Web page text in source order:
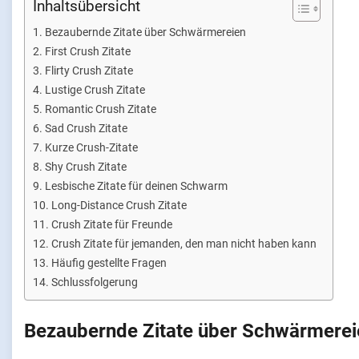
Inhaltsübersicht
Bezaubernde Zitate über Schwärmereien
First Crush Zitate
Flirty Crush Zitate
Lustige Crush Zitate
Romantic Crush Zitate
Sad Crush Zitate
Kurze Crush-Zitate
Shy Crush Zitate
Lesbische Zitate für deinen Schwarm
Long-Distance Crush Zitate
Crush Zitate für Freunde
Crush Zitate für jemanden, den man nicht haben kann
Häufig gestellte Fragen
Schlussfolgerung
Bezaubernde Zitate über